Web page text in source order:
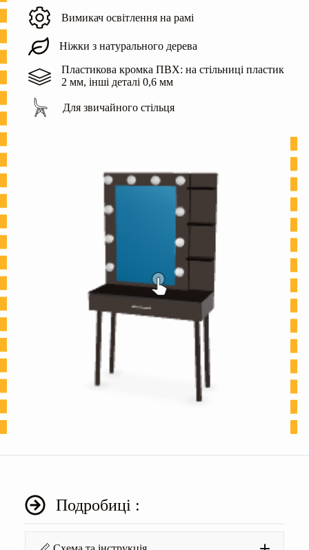
Вимикач освітлення на рамі
Ніжки з натурального дерева
Пластикова кромка ПВХ: на стільниці пластик
2 мм, інші деталі 0,6 мм
Для звичайного стільця
Подробиці :